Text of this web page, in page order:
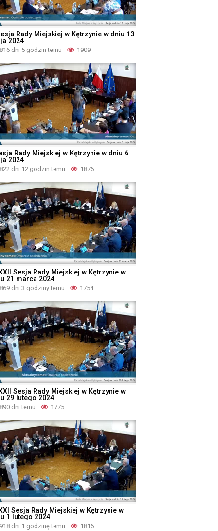
Rady Miejskiej w Kętrzynie w dniu 13
2024
816 dni 5 godzin temu 1909
Rady Miejskiej w Kętrzynie w dniu 6
2024
822 dni 12 godzin temu 1876
Sesja Rady Miejskiej w Kętrzynie w
21 marca 2024
869 dni 3 godziny temu 1754
Sesja Rady Miejskiej w Kętrzynie w
29 lutego 2024
890 dni temu 1775
Sesja Rady Miejskiej w Kętrzynie w
1 lutego 2024
918 dni 1 godzinę temu 1816